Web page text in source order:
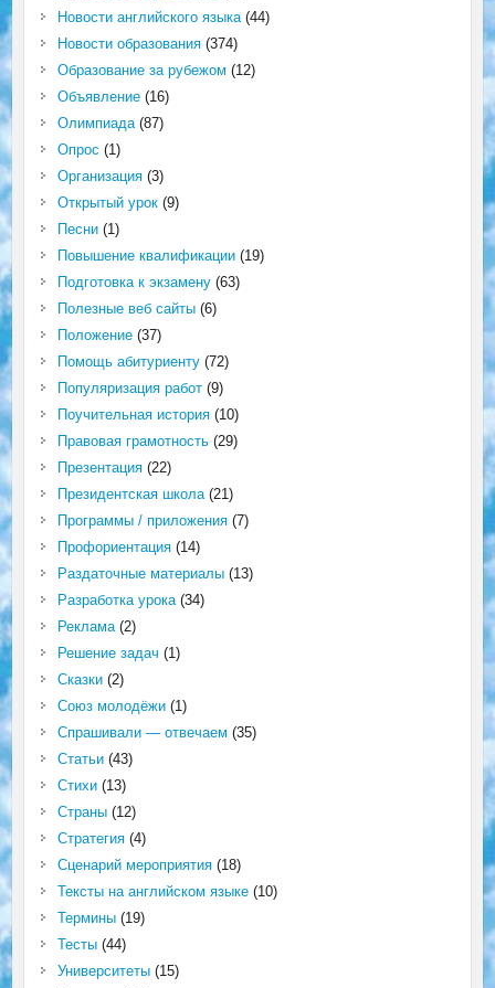
Новости английского языка(44)
Новости образования(374)
Образование за рубежом (12)
Объявление(16)
Олимпиада(87)
Опрос (1)
Организация(3)
Открытый урок(9)
Песни(1)
Повышение квалификации(19)
Подготовка к экзамену(63)
Полезные веб сайты(6)
Положение(37)
Помощь абитуриенту(72)
Популяризация работ(9)
Поучительная история(10)
Правовая грамотность(29)
Презентация(22)
Президентская школа(21)
Программы / приложения(7)
Профориентация(14)
Раздаточные материалы(13)
Разработка урока(34)
Реклама(2)
Решение задач (1)
Сказки(2)
Союз молодёжи(1)
Спрашивали — отвечаем (35)
Статьи(43)
Стихи(13)
Страны(12)
Стратегия(4)
Сценарий мероприятия(18)
Тексты на английском языке(10)
Термины(19)
Тесты(44)
Университеты(15)